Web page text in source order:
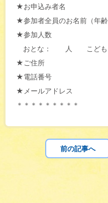
★お申込み者名
★参加者全員のお名前（年齢
★参加人数
おとな： 人 こど
★ご住所
★電話番号
★メールアドレス
＊＊＊＊＊＊＊＊＊
前の記事へ